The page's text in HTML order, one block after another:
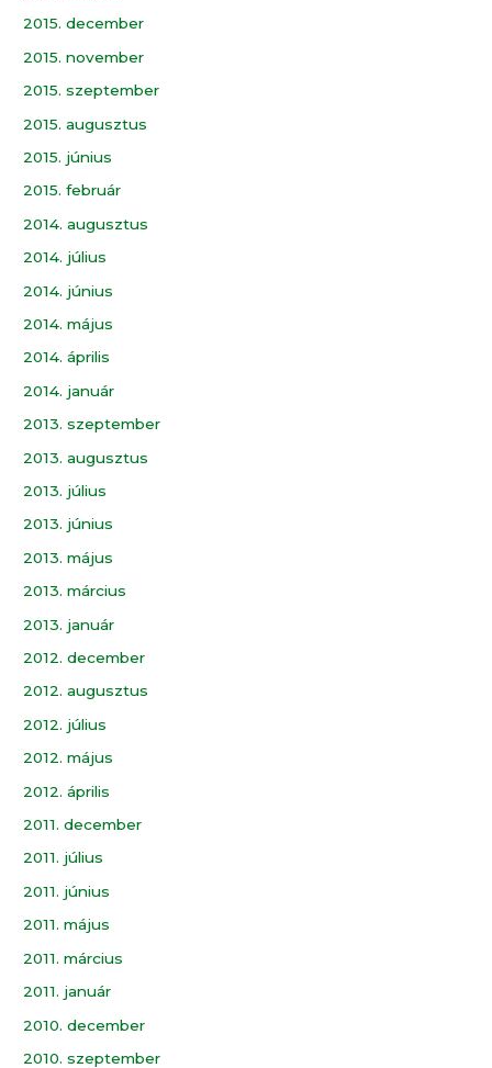
2015. december
2015. november
2015. szeptember
2015. augusztus
2015. június
2015. február
2014. augusztus
2014. július
2014. június
2014. május
2014. április
2014. január
2013. szeptember
2013. augusztus
2013. július
2013. június
2013. május
2013. március
2013. január
2012. december
2012. augusztus
2012. július
2012. május
2012. április
2011. december
2011. július
2011. június
2011. május
2011. március
2011. január
2010. december
2010. szeptember